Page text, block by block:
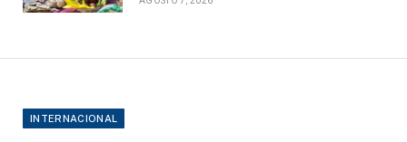
INTERNACIONAL